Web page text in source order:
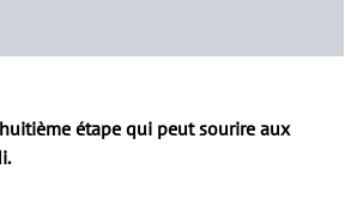
étape qui peut sourire aux